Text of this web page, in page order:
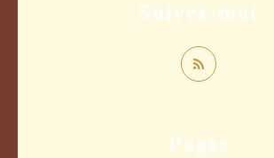
Pages
Suivez-moi